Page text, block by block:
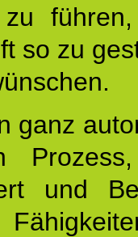
zu
so zu
ganz
und